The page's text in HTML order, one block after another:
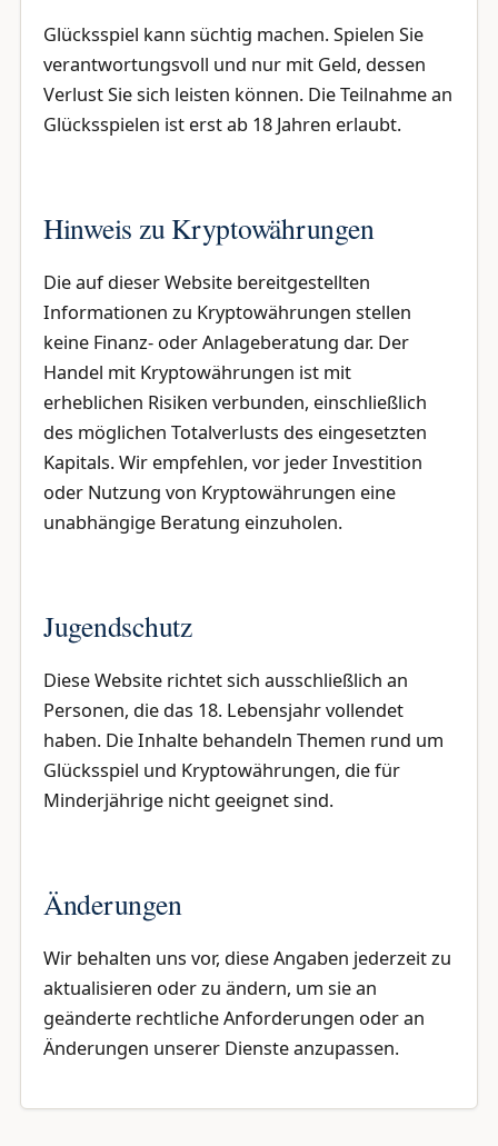
Glücksspiel kann süchtig machen. Spielen Sie
verantwortungsvoll und nur mit Geld, dessen
Verlust Sie sich leisten können. Die Teilnahme an
Glücksspielen ist erst ab 18 Jahren erlaubt.
Hinweis zu Kryptowährungen
Die auf dieser Website bereitgestellten
Informationen zu Kryptowährungen stellen
keine Finanz- oder Anlageberatung dar. Der
Handel mit Kryptowährungen ist mit
erheblichen Risiken verbunden, einschließlich
des möglichen Totalverlusts des eingesetzten
Kapitals. Wir empfehlen, vor jeder Investition
oder Nutzung von Kryptowährungen eine
unabhängige Beratung einzuholen.
Jugendschutz
Diese Website richtet sich ausschließlich an
Personen, die das 18. Lebensjahr vollendet
haben. Die Inhalte behandeln Themen rund um
Glücksspiel und Kryptowährungen, die für
Minderjährige nicht geeignet sind.
Änderungen
Wir behalten uns vor, diese Angaben jederzeit zu
aktualisieren oder zu ändern, um sie an
geänderte rechtliche Anforderungen oder an
Änderungen unserer Dienste anzupassen.